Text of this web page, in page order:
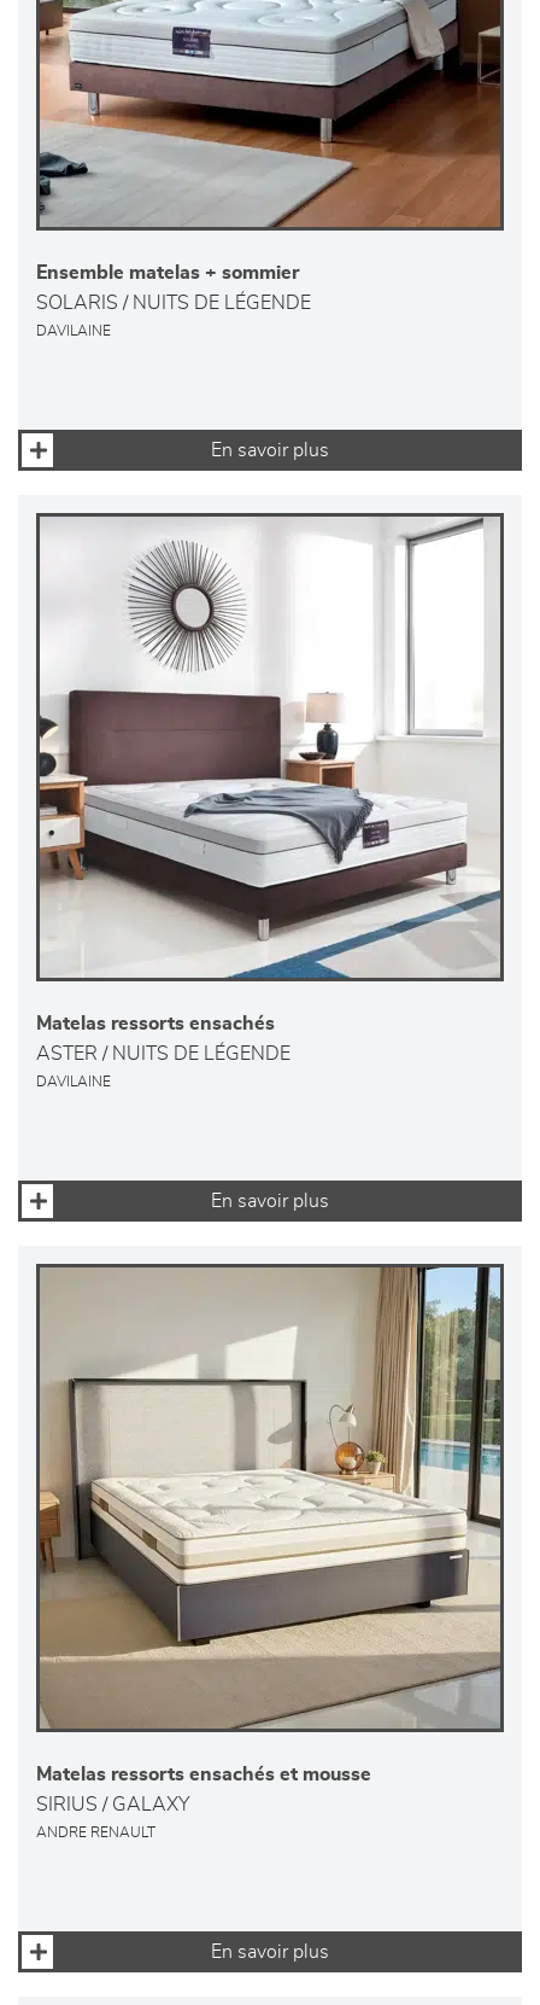
Ensemble matelas + sommier
SOLARIS / NUITS DE LÉGENDE
DAVILAINE
En savoir plus
Matelas ressorts ensachés
ASTER / NUITS DE LÉGENDE
DAVILAINE
En savoir plus
Matelas ressorts ensachés et mousse
SIRIUS / GALAXY
ANDRE RENAULT
En savoir plus